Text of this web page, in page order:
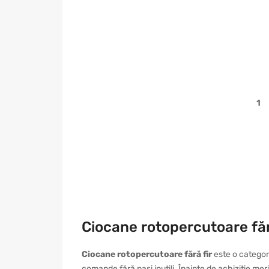
1
Ciocane rotopercutoare
Ciocane rotopercutoare fără fireste o